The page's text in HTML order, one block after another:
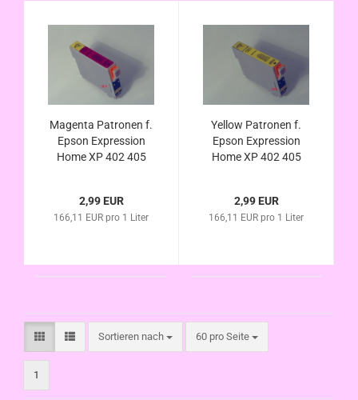
Magenta Patronen f.
Epson Expression
Home XP 402 405
T1813 T1803
kompatibel
2,99 EUR
166,11 EUR pro 1 Liter
Yellow Patronen f.
Epson Expression
Home XP 402 405
T1814 T1804
kompatibe
2,99 EUR
166,11 EUR pro 1 Liter
Sortieren nach
Sortieren nach 60 pro Seite
pro Seite
1